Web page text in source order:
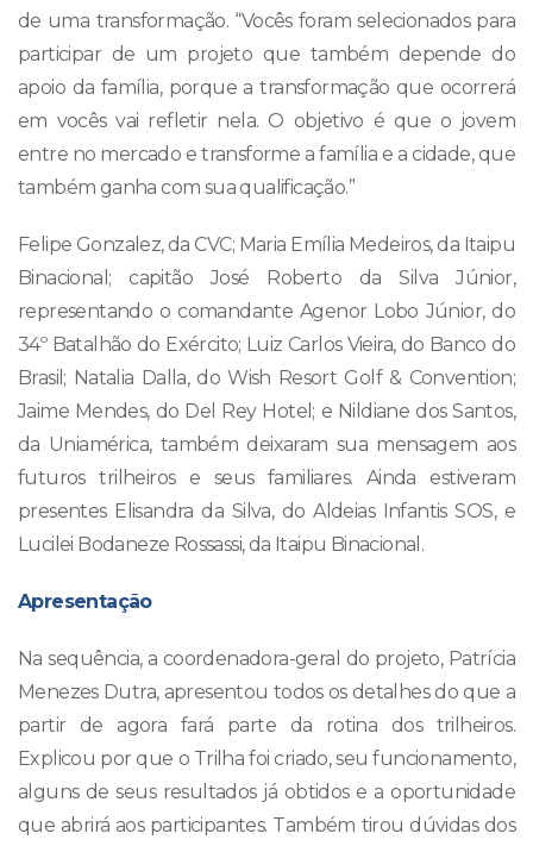
de uma transformação. “Vocês foram selecionados para
participar de um projeto que também depende do
apoio da família, porque a transformação que ocorrerá
em vocês vai refletir nela. O objetivo é que o jovem
entre no mercado e transforme a família e a cidade, que
também ganha com sua qualificação.”
Felipe Gonzalez, da CVC; Maria Emília Medeiros, da Itaipu
Binacional; capitão José Roberto da Silva Júnior,
representando o comandante Agenor Lobo Júnior, do
34º Batalhão do Exército; Luiz Carlos Vieira, do Banco do
Brasil; Natalia Dalla, do Wish Resort Golf & Convention;
Jaime Mendes, do Del Rey Hotel; e Nildiane dos Santos,
da Uniamérica, também deixaram sua mensagem aos
futuros trilheiros e seus familiares. Ainda estiveram
presentes Elisandra da Silva, do Aldeias Infantis SOS, e
Lucilei Bodaneze Rossassi, da Itaipu Binacional.
Apresentação
Na sequência, a coordenadora-geral do projeto, Patrícia
Menezes Dutra, apresentou todos os detalhes do que a
partir de agora fará parte da rotina dos trilheiros.
Explicou por que o Trilha foi criado, seu funcionamento,
alguns de seus resultados já obtidos e a oportunidade
que abrirá aos participantes. Também tirou dúvidas dos